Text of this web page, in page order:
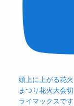
頭上に上がる花
まつり花火大会
ライマックスです